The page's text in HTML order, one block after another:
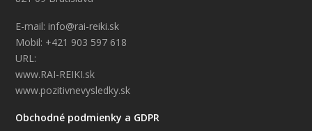
E-mail: info@rai-reiki.sk
Mobil: +421 903 597 618
URL:
www.RAI-REIKI.sk
www.pozitivnevysledky.sk
Obchodné podmienky a GDPR